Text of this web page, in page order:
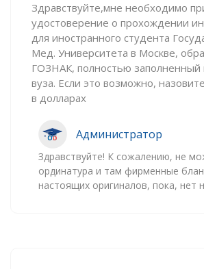
Здравствуйте,мне необходимо
удостоверение о прохождении
для иностранного студента
Мед. Университета в Москве,
ГОЗНАК, полностью заполненный
вуза. Если это возможно,
в долларах
Администратор
Здравствуйте! К сожалению, не
ординатура и там фирменные
настоящих оригиналов, пока, нет